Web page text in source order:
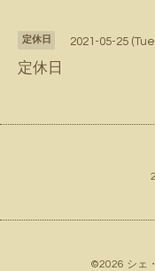
定休日 2021-05-25
定休日
©2026 シェ